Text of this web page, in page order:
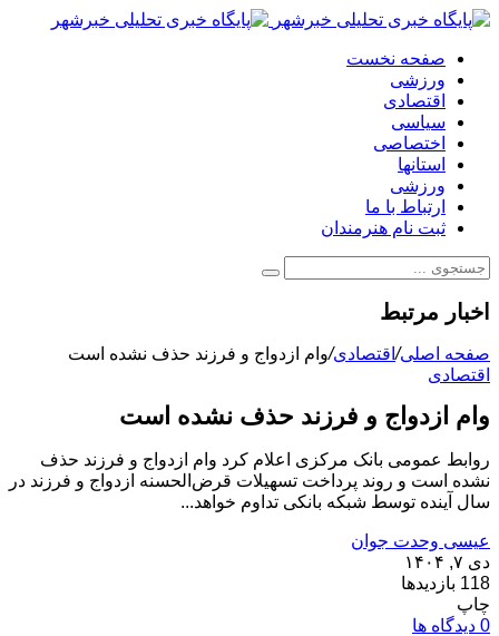
صفحه نخست
ورزشی
اقتصادی
سیاسی
اختصاصی
استانها
ورزشی
ارتباط با ما
ثبت نام هنرمندان
اخبار مرتبط
صفحه اصلی/اقتصادی/وام ازدواج و فرزند حذف نشده است
اقتصادی
وام ازدواج و فرزند حذف نشده است
روابط عمومی بانک مرکزی اعلام کرد وام ازدواج و فرزند حذف
نشده است و روند پرداخت تسهیلات قرض‌الحسنه ازدواج و فرزند در
سال آینده توسط شبکه بانکی تداوم خواهد...
عیسی وحدت جوان
دی ۷, ۱۴۰۴
118 بازدیدها
چاپ
0 دیدگاه ها